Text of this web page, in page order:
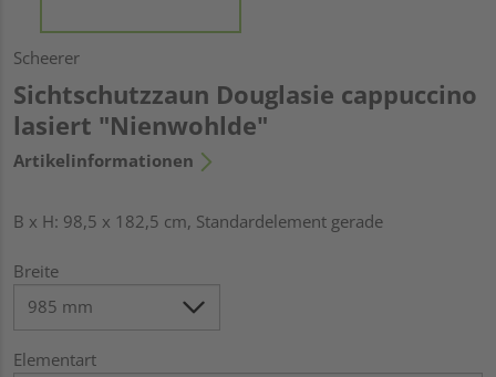
Scheerer
Sichtschutzzaun Douglasie cappuccino
lasiert "Nienwohlde"
Artikelinformationen
B x H: 98,5 x 182,5 cm, Standardelement gerade
Breite
Elementart